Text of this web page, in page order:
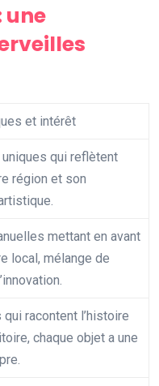
une
et intérêt
qui reflètent
région et son
mettant en avant
local, mélange de
racontent l’histoire
chaque objet a une